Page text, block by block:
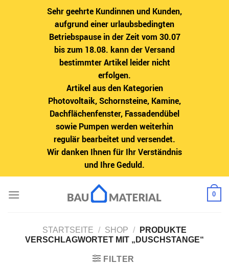
Sehr geehrte Kundinnen und Kunden,
aufgrund einer urlaubsbedingten
Betriebspause in der Zeit vom 30.07
bis zum 18.08. kann der Versand
bestimmter Artikel leider nicht
erfolgen.
Artikel aus den Kategorien
Photovoltaik, Schornsteine, Kamine,
Dachflächenfenster, Fassadendübel
sowie Pumpen werden weiterhin
regulär bearbeitet und versendet.
Wir danken Ihnen für Ihr Verständnis
und Ihre Geduld.
Inhalt
0
STARTSEITE / SHOP /
PRODUKTE
VERSCHLAGWORTET MIT „DUSCHSTANGE“
FILTER